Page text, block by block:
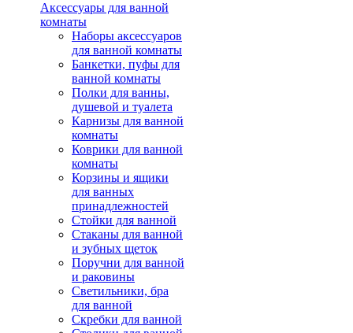
Аксессуары для ванной
комнаты
Наборы аксессуаров
для ванной комнаты
Банкетки, пуфы для
ванной комнаты
Полки для ванны,
душевой и туалета
Карнизы для ванной
комнаты
Коврики для ванной
комнаты
Корзины и ящики
для ванных
принадлежностей
Стойки для ванной
Стаканы для ванной
и зубных щеток
Поручни для ванной
и раковины
Светильники, бра
для ванной
Скребки для ванной